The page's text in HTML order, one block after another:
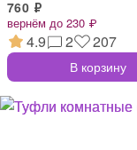
760 ₽
вернём до 230 ₽
4.9 2 207
В корзину